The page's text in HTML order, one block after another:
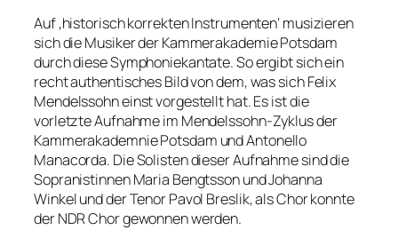
Auf ‚historisch korrekten Instrumenten‘ musizieren
sich die Musiker der Kammerakademie Potsdam
durch diese Symphoniekantate. So ergibt sich ein
recht authentisches Bild von dem, was sich Felix
Mendelssohn einst vorgestellt hat. Es ist die
vorletzte Aufnahme im Mendelssohn-Zyklus der
Kammerakademnie Potsdam und Antonello
Manacorda. Die Solisten dieser Aufnahme sind die
Sopranistinnen Maria Bengtsson und Johanna
Winkel und der Tenor Pavol Breslik, als Chor konnte
der NDR Chor gewonnen werden.